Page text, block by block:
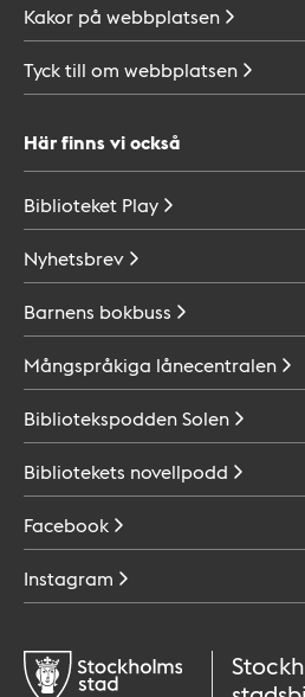
Kakor på webbplatsen
Tyck till om webbplatsen
Här finns vi också
Biblioteket Play
Nyhetsbrev
Barnens bokbuss
Mångspråkiga lånecentralen
BibliotekspoddenSolen
Bibliotekets novellpodd
Facebook
Instagram